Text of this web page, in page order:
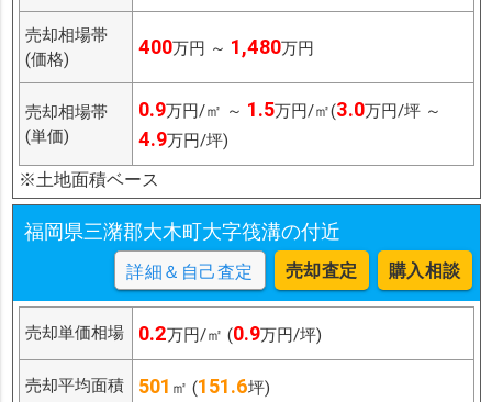
売却相場帯
(価格)
400万円 ～ 1,480万円
売却相場帯
(単価)
0.9万円/㎡ ～ 1.5万円/㎡(3.0万円/坪 ～
4.9万円/坪)
※土地面積ベース
福岡県三潴郡大木町大字筏溝の付近
詳細＆自己査定 売却査定 購入相談
売却単価相場 0.2万円/㎡ (0.9万円/坪)
売却平均面積 501 ㎡ (151.6坪)